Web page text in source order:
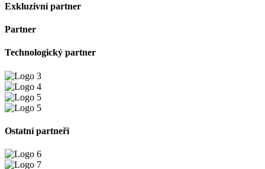
Exkluzivní partner
Partner
Technologický partner
Ostatní partneři